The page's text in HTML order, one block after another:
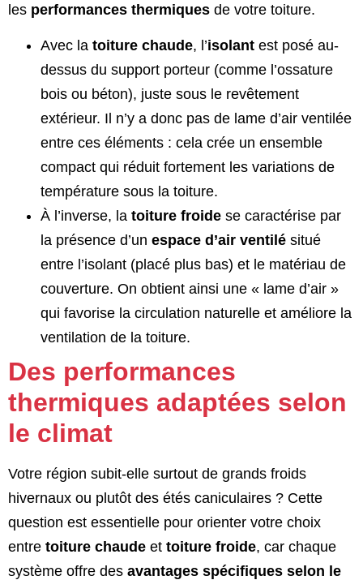
les performances thermiques de votre toiture.
Avec la toiture chaude, l’isolant est posé au-
dessus du support porteur (comme l’ossature
bois ou béton), juste sous le revêtement
extérieur. Il n’y a donc pas de lame d’air ventilée
entre ces éléments : cela crée un ensemble
compact qui réduit fortement les variations de
température sous la toiture.
À l’inverse, la toiture froide se caractérise par
la présence d’un espace d’air ventilé situé
entre l’isolant (placé plus bas) et le matériau de
couverture. On obtient ainsi une « lame d’air »
qui favorise la circulation naturelle et améliore la
ventilation de la toiture.
Des performances
thermiques adaptées selon
le climat
Votre région subit-elle surtout de grands froids
hivernaux ou plutôt des étés caniculaires ? Cette
question est essentielle pour orienter votre choix
entre toiture chaude et toiture froide, car chaque
système offre des avantages spécifiques selon le